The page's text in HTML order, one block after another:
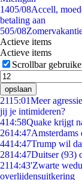
1405/08Accell,
betaling aan
505/08
Actieve items
Actieve items
Scrollbar
opslaan
2115:01Meer
jij je intimideren?
414:58Quake krijgt
2614:47
4414:47Trump wil
2814:47Duitser (93)
2114:43'Zwarte
overlijdensuitkering